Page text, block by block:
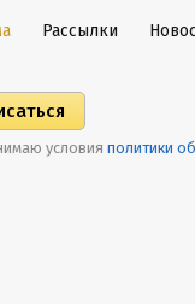
Рассылки
условия политики